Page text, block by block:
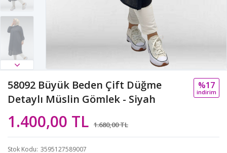
58092 Büyük Beden Çift Düğme
Detaylı Müslin Gömlek - Siyah
1.400,00 TL 1.680,00 TL
%17
i̇ndi̇ri̇m
Stok Kodu 3595127589007